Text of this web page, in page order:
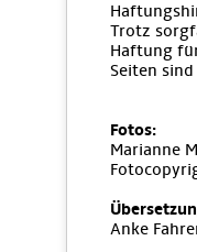
Trotz
Haftung
Seiten
Fotos:
Marianne
Anke